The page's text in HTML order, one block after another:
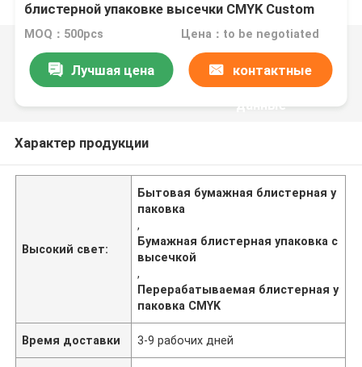
блистерной упаковке высечки CMYK Custom
MOQ：500pcs Цена：to be negotiated
Лучшая цена контактные
данные
Характер продукции
Высокий свет:
Бытовая бумажная блистерная у
паковка
,
Бумажная блистерная упаковка с
высечкой
,
Перерабатываемая блистерная у
паковка CMYK
Время доставки 3-9 рабочих дней